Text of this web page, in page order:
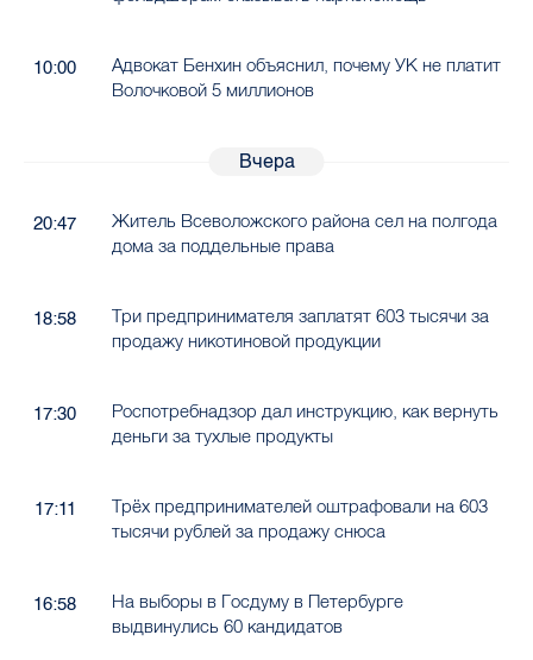
10:00
Адвокат Бенхин объяснил, почему УК не платит
Волочковой 5 миллионов
Вчера
20:47
Житель Всеволожского района сел на полгода
дома за поддельные права
18:58
Три предпринимателя заплатят 603 тысячи за
продажу никотиновой продукции
17:30
Роспотребнадзор дал инструкцию, как вернуть
деньги за тухлые продукты
17:11
Трёх предпринимателей оштрафовали на 603
тысячи рублей за продажу снюса
16:58
На выборы в Госдуму в Петербурге
выдвинулись 60 кандидатов